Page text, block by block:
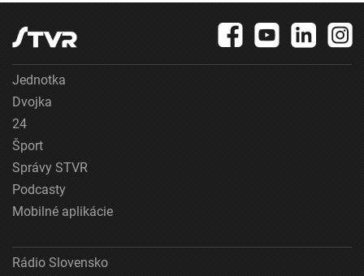
Jednotka
Dvojka
24
Šport
Správy STVR
Podcasty
Mobilné aplikácie
Rádio Slovensko